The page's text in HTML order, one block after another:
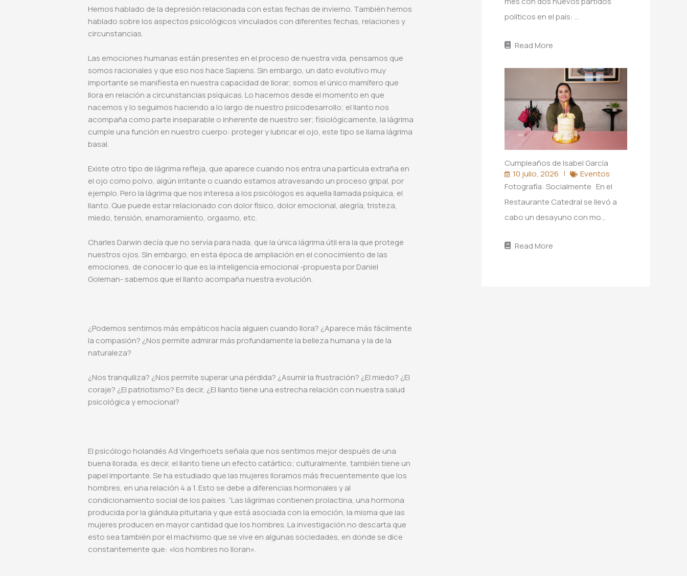
Hemos hablado de la depresión relacionada con estas fechas de invierno. También hemos
hablado sobre los aspectos psicológicos vinculados con diferentes fechas, relaciones y
circunstancias.
Las emociones humanas están presentes en el proceso de nuestra vida, pensamos que
somos racionales y que eso nos hace Sapiens. Sin embargo, un dato evolutivo muy
importante se manifiesta en nuestra capacidad de llorar; somos el único mamífero que
llora en relación a circunstancias psíquicas. Lo hacemos desde el momento en que
nacemos y lo seguimos haciendo a lo largo de nuestro psicodesarrollo; el llanto nos
acompaña como parte inseparable o inherente de nuestro ser; fisiológicamente, la lágrima
cumple una función en nuestro cuerpo: proteger y lubricar el ojo, este tipo se llama lágrima
basal.
Existe otro tipo de lágrima refleja, que aparece cuando nos entra una partícula extraña en
el ojo como polvo, algún irritante o cuando estamos atravesando un proceso gripal, por
ejemplo. Pero la lágrima que nos interesa a los psicólogos es aquella llamada psíquica, el
llanto. Que puede estar relacionado con dolor físico, dolor emocional, alegría, tristeza,
miedo, tensión, enamoramiento, orgasmo, etc.
Charles Darwin decía que no servía para nada, que la única lágrima útil era la que protege
nuestros ojos. Sin embargo, en esta época de ampliación en el conocimiento de las
emociones, de conocer lo que es la inteligencia emocional -propuesta por Daniel
Goleman- sabemos que el llanto acompaña nuestra evolución.
¿Podemos sentirnos más empáticos hacía alguien cuando llora? ¿Aparece más fácilmente
la compasión? ¿Nos permite admirar más profundamente la belleza humana y la de la
naturaleza?
¿Nos tranquiliza? ¿Nos permite superar una pérdida? ¿Asumir la frustración? ¿El miedo? ¿El
coraje? ¿El patriotismo? Es decir, ¿El llanto tiene una estrecha relación con nuestra salud
psicológica y emocional?
El psicólogo holandés Ad Vingerhoets señala que nos sentimos mejor después de una
buena llorada, es decir, el llanto tiene un efecto catártico; culturalmente, también tiene un
papel importante. Se ha estudiado que las mujeres lloramos más frecuentemente que los
hombres, en una relación 4 a 1. Esto se debe a diferencias hormonales y al
condicionamiento social de los países. “Las lágrimas contienen prolactina, una hormona
producida por la glándula pituitaria y que está asociada con la emoción, la misma que las
mujeres producen en mayor cantidad que los hombres. La investigación no descarta que
esto sea también por el machismo que se vive en algunas sociedades, en donde se dice
constantemente que: «los hombres no lloran».
políticos en el país: …
Read More
Cumpleaños de Isabel García
10 julio, 2026
Eventos
Fotografía: Socialmente En el
Restaurante Catedral se llevó a
cabo un desayuno con mo…
Read More